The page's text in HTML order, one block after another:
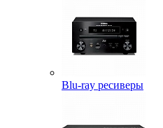
Blu-ray ресиверы